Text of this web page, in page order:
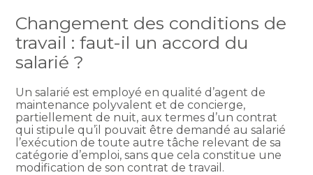
Changement des conditions de
travail : faut-il un accord du
salarié ?
Un salarié est employé en qualité d’agent de
maintenance polyvalent et de concierge,
partiellement de nuit, aux termes d’un contrat
qui stipule qu’il pouvait être demandé au salarié
l’exécution de toute autre tâche relevant de sa
catégorie d’emploi, sans que cela constitue une
modification de son contrat de travail.